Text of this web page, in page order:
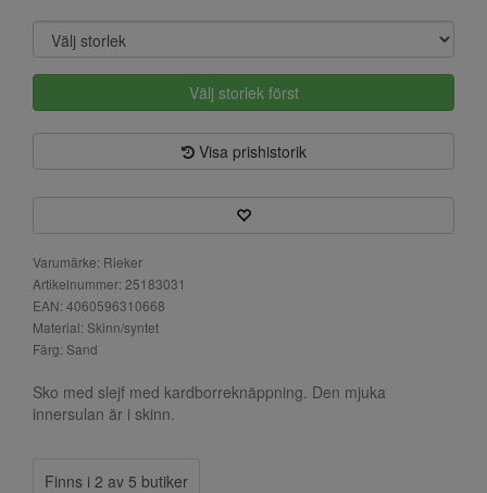
Välj storlek först
Visa prishistorik
Varumärke: Rieker
Artikelnummer: 25183031
EAN: 4060596310668
Material: Skinn/syntet
Färg: Sand
Sko med slejf med kardborreknäppning. Den mjuka
innersulan är i skinn.
Finns i 2 av 5 butiker